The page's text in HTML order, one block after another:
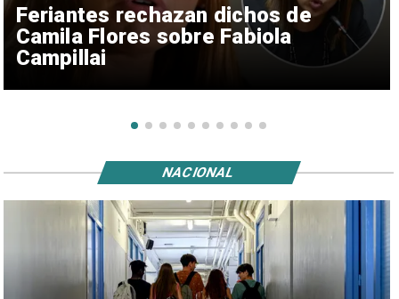
Feriantes rechazan dichos de
Camila Flores sobre Fabiola
Campillai
NACIONAL